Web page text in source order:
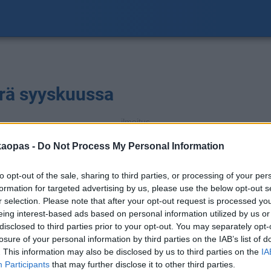
- Do Not Process My Personal Information
opt-out of the sale, sharing to third parties, or processing of your
for targeted advertising by us, please use the below opt-out
selection. Please note that after your opt-out request is processed
interest-based ads based on personal information utilized by us
to third parties prior to your opt-out. You may separately
of your personal information by third parties on the IAB’s list of
This information may also be disclosed by us to third parties on the
Participants that may further disclose it to other third parties.
syyskuussa
ilmoitus